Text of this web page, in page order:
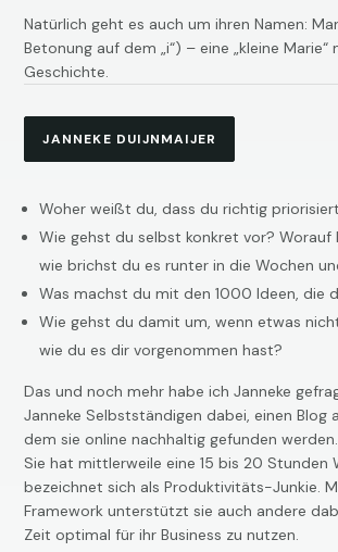
Natürlich geht es auch um ihren Namen:
Betonung auf dem „i“) – eine „kleine
Geschichte.
JANNEKE DUIJNMAIJER
Woher weißt du, dass du richtig
Wie gehst du selbst konkret vor? Worauf
wie brichst du es runter in die Wochen
Was machst du mit den 1000 Ideen, die
Wie gehst du damit um, wenn etwas
wie du es dir vorgenommen hast?
Das und noch mehr habe ich Janneke
Janneke Selbstständigen dabei, einen Blog
dem sie online nachhaltig gefunden werden.
Sie hat mittlerweile eine 15 bis 20 Stunden
bezeichnet sich als Produktivitäts-Junkie.
Framework unterstützt sie auch andere
Zeit optimal für ihr Business zu nutzen.